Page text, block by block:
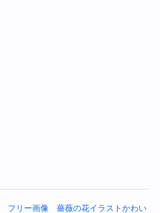
リー画像 薔薇の花イラストかわい